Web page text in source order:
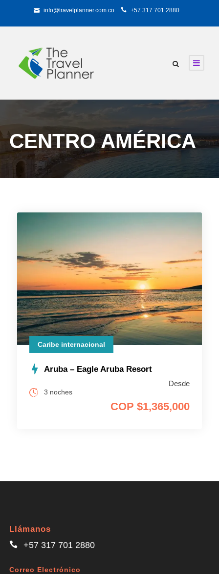
info@travelplanner.com.co +57 317 701 2880
CENTRO AMÉRICA
Caribe internacional
Aruba – Eagle Aruba Resort
Desde
COP $1,365,000
3 noches
Llámanos
+57 317 701 2880
Correo Electrónico